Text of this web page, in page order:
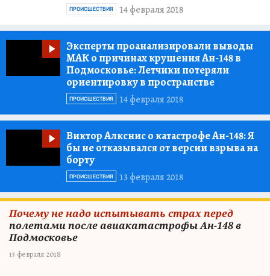
14 февраля 2018
ПРОИСШЕСТВИЯ
Эксперты проанализировали выводы
МАК о причинах крушения Ан-148 в
Подмосковье:Летчики потеряли
ориентировку в пространстве
14 февраля 2018
ПРОИСШЕСТВИЯ
Виктор Алкснис о катастрофе Ан-148:Я
бы не отказывался от версии взрыва на
борту
13 февраля 2018
ПРОИСШЕСТВИЯ
Почему не надо испытывать страх перед
полетами после авиакатастрофы Ан-148 в
Подмосковье
13 февраля 2018